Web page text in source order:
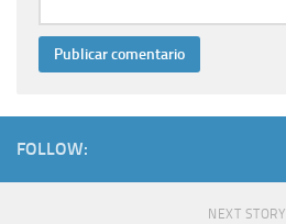
FOLLOW:
NEXT STORY